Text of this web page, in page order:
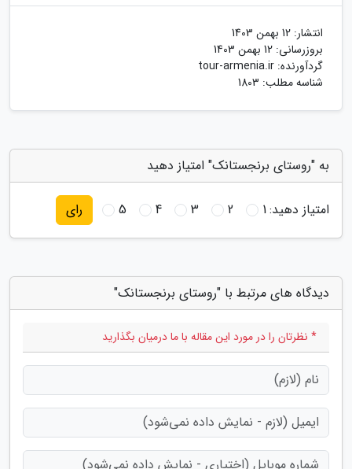
انتشار: 12 بهمن 1403
بروزرسانی: 12 بهمن 1403
گردآورنده: tour-armenia.ir
شناسه مطلب: 1803
به "روستای برنجستانک" امتیاز دهید
امتیاز دهید:1
2
3
4
5 رای
دیدگاه های مرتبط با "روستای برنجستانک"
* نظرتان را در مورد این مقاله با ما درمیان بگذارید